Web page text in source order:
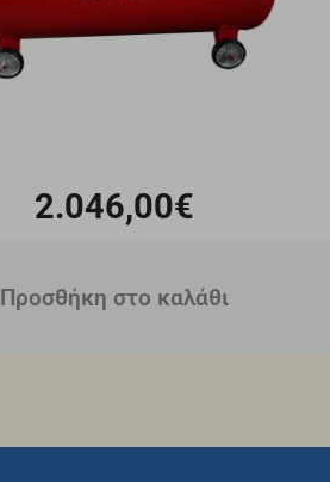
2.046,00€
Προσθήκη στο καλάθι